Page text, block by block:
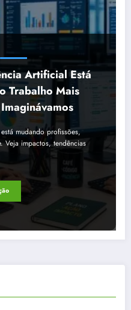
Artificial Está
Trabalho Mais
mudando profissões,
Veja impactos, tendências